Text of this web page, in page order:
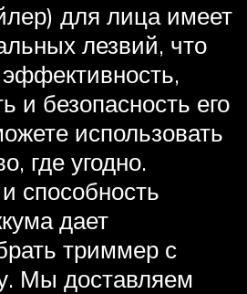
для лица имеет
лезвий, что
и безопасность его
использовать
где угодно.
способность
дает
триммер с
Мы доставляем